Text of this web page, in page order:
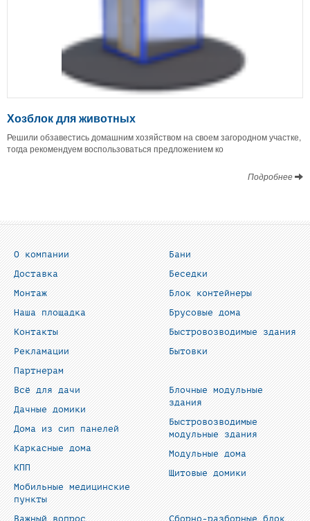
Хозблок для животных
Решили обзавестись домашним хозяйством на своем загородном участке,
тогда рекомендуем воспользоваться предложением ко
Подробнее
О компании
Доставка
Монтаж
Наша площадка
Контакты
Рекламации
Партнерам
Бани
Беседки
Блок контейнеры
Брусовые дома
Быстровозводимые здания
Бытовки
Всё для дачи
Дачные домики
Дома из сип панелей
Каркасные дома
КПП
Мобильные медицинские
пункты
Блочные модульные
здания
Быстровозводимые
модульные здания
Модульные дома
Щитовые домики
Важный вопрос Сборно-разборные блок